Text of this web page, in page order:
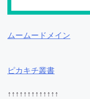
ムームードメイン
ピカキチ叢書
↑↑↑↑↑↑↑↑↑↑↑↑↑